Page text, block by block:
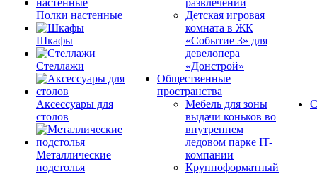
Полки настенные
Шкафы
Стеллажи
Аксессуары для
столов
Металлические
подстолья
развлечений
Детская игровая
комната в ЖК
«Событие 3» для
девелопера
«Донстрой»
Общественные
пространства
Мебель для зоны
выдачи коньков во
внутреннем
ледовом парке IT-
компании
Крупноформатный